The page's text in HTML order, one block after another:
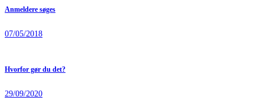
Anmeldere søges
07/05/2018
Hvorfor gør du det?
29/09/2020